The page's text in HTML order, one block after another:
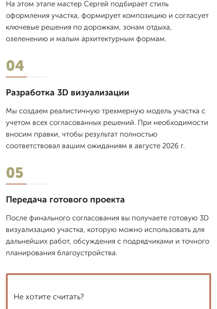
На этом этапе мастер Сергей подбирает стиль
оформления участка, формирует композицию и согласует
ключевые решения по дорожкам, зонам отдыха,
озеленению и малым архитектурным формам.
04
Разработка 3D визуализации
Мы создаем реалистичную трехмерную модель участка с
учетом всех согласованных решений. При необходимости
вносим правки, чтобы результат полностью
соответствовал вашим ожиданиям в августе 2026 г.
05
Передача готового проекта
После финального согласования вы получаете готовую 3D
визуализацию участка, которую можно использовать для
дальнейших работ, обсуждения с подрядчиками и точного
планирования благоустройства.
Не хотите считать?